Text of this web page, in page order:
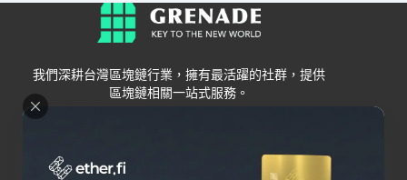
我們深耕台灣區塊鏈行業，擁有最活躍的社群，提供
區塊鏈相關一站式服務。
Grenade 交易所